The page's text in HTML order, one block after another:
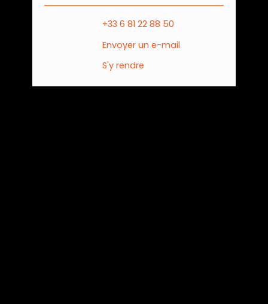
+33 6 81 22 88 50
Envoyer un e-mail
S'y rendre